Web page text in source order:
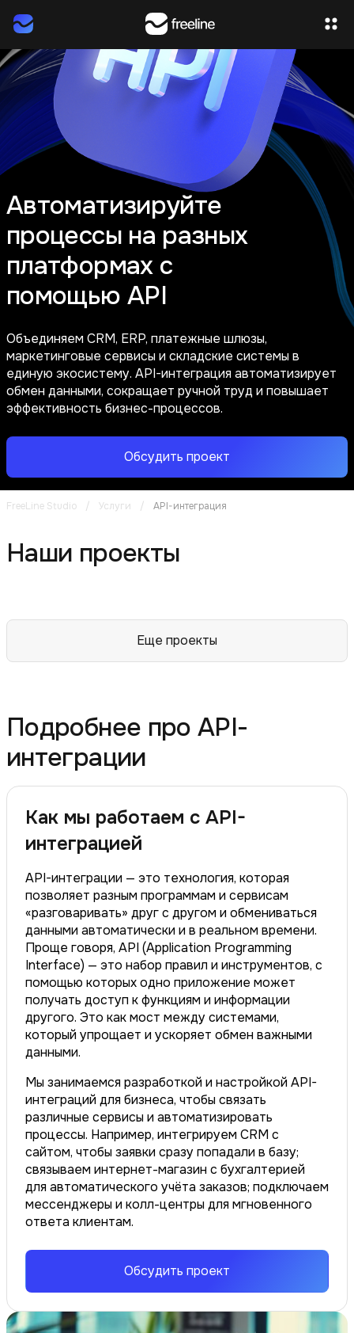
Автоматизируйте
процессы на разных
платформах с
помощью API
Объединяем CRM, ERP, платежные шлюзы,
маркетинговые сервисы и складские системы в
единую экосистему. API-интеграция автоматизирует
обмен данными, сокращает ручной труд и повышает
эффективность бизнес-процессов.
Обсудить проект
FreeLine Studio / Услуги / API-интеграция
Наши проекты
Еще проекты
Подробнее про API-
интеграции
Как мы работаем с API-
интеграцией
API-интеграции — это технология, которая
позволяет разным программам и сервисам
«разговаривать» друг с другом и обмениваться
данными автоматически и в реальном времени.
Проще говоря, API (Application Programming
Interface) — это набор правил и инструментов, с
помощью которых одно приложение может
получать доступ к функциям и информации
другого. Это как мост между системами,
который упрощает и ускоряет обмен важными
данными.
Мы занимаемся разработкой и настройкой API-
интеграций для бизнеса, чтобы связать
различные сервисы и автоматизировать
процессы. Например, интегрируем CRM с
сайтом, чтобы заявки сразу попадали в базу;
связываем интернет-магазин с бухгалтерией
для автоматического учёта заказов; подключаем
мессенджеры и колл-центры для мгновенного
ответа клиентам.
Обсудить проект